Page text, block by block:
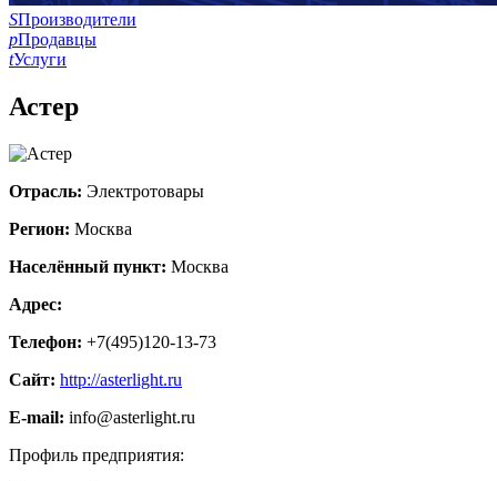
SПроизводители
pПродавцы
tУслуги
Астер
Отрасль: Электротовары
Регион: Москва
Населённый пункт: Москва
Адрес:
Телефон: +7(495)120-13-73
Сайт: http://asterlight.ru
E-mail: info@asterlight.ru
Профиль предприятия: